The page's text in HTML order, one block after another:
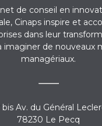
de conseil en
Cinaps inspire et
dans leur
imaginer de nouveaux
managériaux.
bis Av. du Général
78230 Le Pecq